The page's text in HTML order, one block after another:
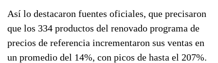
Así lo destacaron fuentes oficiales, que precisaron
que los 334 productos del renovado programa de
precios de referencia incrementaron sus ventas en
un promedio del 14%, con picos de hasta el 207%.